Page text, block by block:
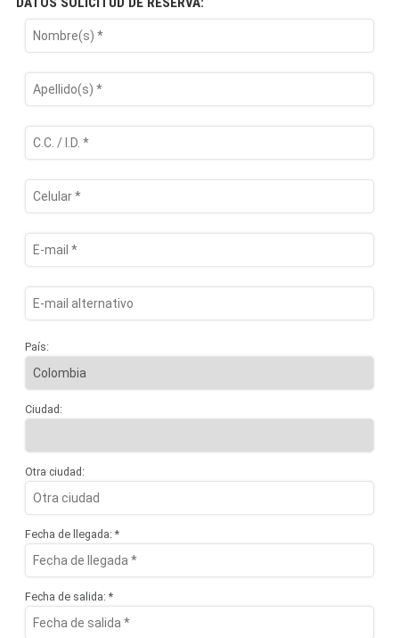
País:
Ciudad:
Otra ciudad:
Fecha de llegada: *
Fecha de salida: *